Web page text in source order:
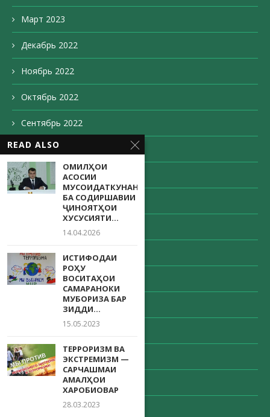
Март 2023
Декабрь 2022
Ноябрь 2022
Октябрь 2022
Сентябрь 2022
Август 2022
Июнь 2022
Март 2022
Февраль 2022
Январь 2022
Декабрь 2021
Ноябрь 2021
Октябрь 2021
Сентябрь 2021
READ ALSO
ОМИЛҲОИ
АСОСИИ
МУСОИДАТКУНАНДА
БА СОДИРШАВИИ
ҶИНОЯТҲОИ
ХУСУСИЯТИ...
14.04.2026
ИСТИФОДАИ
РОҲУ
ВОСИТАҲОИ
САМАРАНОКИ
МУБОРИЗА БАР
ЗИДДИ...
15.05.2023
ТЕРРОРИЗМ ВА
ЭКСТРЕМИЗМ —
САРЧАШМАИ
АМАЛҲОИ
ХАРОБИОВАР
28.03.2023